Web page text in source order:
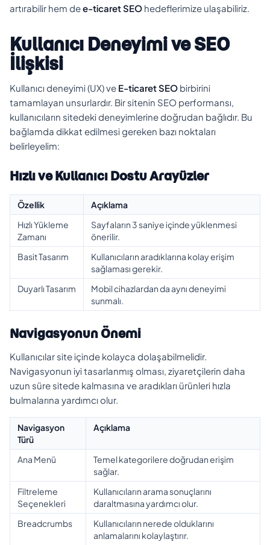
artırabilir hem dee-ticaret SEO hedeflerimize ulaşabiliriz.
Kullanıcı Deneyimi ve SEO
İlişkisi
Kullanıcı deneyimi (UX) ve E-ticaret SEO birbirini
tamamlayan unsurlardır. Bir sitenin SEO performansı,
kullanıcıların sitedeki deneyimlerine doğrudan bağlıdır. Bu
bağlamda dikkat edilmesi gereken bazı noktaları
belirleyelim:
Hızlı ve Kullanıcı Dostu Arayüzler
Özellik
Açıklama
Hızlı Yükleme
Zamanı
Sayfaların 3 saniye içinde yüklenmesi
önerilir.
Basit Tasarım
Kullanıcıların aradıklarına kolay erişim
sağlaması gerekir.
Duyarlı Tasarım
Mobil cihazlardan da aynı deneyimi
sunmalı.
Navigasyonun Önemi
Kullanıcılar site içinde kolayca dolaşabilmelidir.
Navigasyonun iyi tasarlanmış olması, ziyaretçilerin daha
uzun süre sitede kalmasına ve aradıkları ürünleri hızla
bulmalarına yardımcı olur.
Navigasyon
Türü
Açıklama
Ana Menü
Temel kategorilere doğrudan erişim
sağlar.
Filtreleme
Seçenekleri
Kullanıcıların arama sonuçlarını
daraltmasına yardımcı olur.
Breadcrumbs
Kullanıcıların nerede olduklarını
anlamalarını kolaylaştırır.